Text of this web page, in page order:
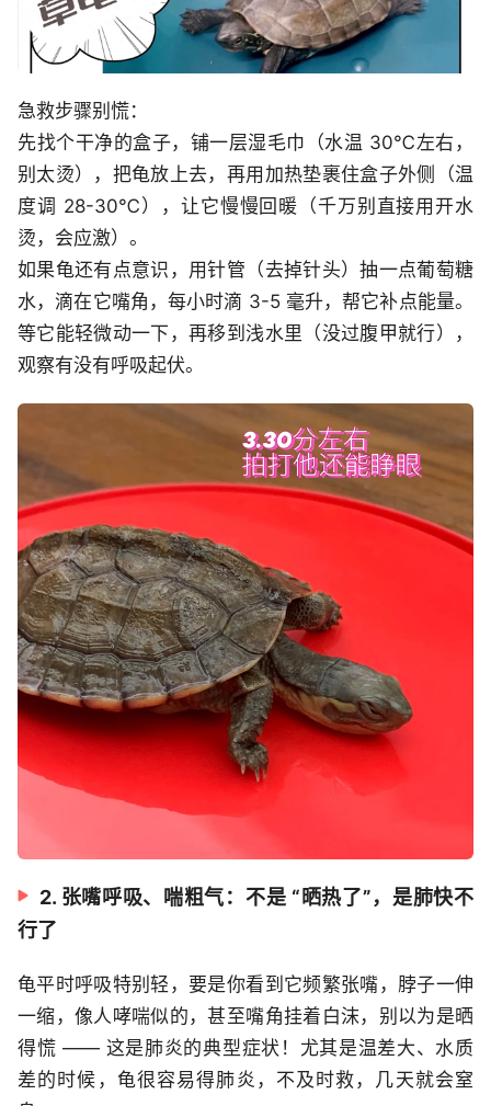
急救步骤别慌：
先找个干净的盒子，铺一层湿毛巾（水温 30℃左右，
别太烫），把龟放上去，再用加热垫裹住盒子外侧（温
度调 28-30℃），让它慢慢回暖（千万别直接用开水
烫，会应激）。
如果龟还有点意识，用针管（去掉针头）抽一点葡萄糖
水，滴在它嘴角，每小时滴 3-5 毫升，帮它补点能量。
等它能轻微动一下，再移到浅水里（没过腹甲就行），
观察有没有呼吸起伏。
2. 张嘴呼吸、喘粗气：不是 “晒热了”，是肺快不
行了
龟平时呼吸特别轻，要是你看到它频繁张嘴，脖子一伸
一缩，像人哮喘似的，甚至嘴角挂着白沫，别以为是晒
得慌 —— 这是肺炎的典型症状！尤其是温差大、水质
差的时候，龟很容易得肺炎，不及时救，几天就会窒